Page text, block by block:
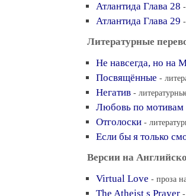
Атлантида Глава 28
Атлантида Глава 29
Литературные
Не навсегда, но на
Посвящённые -
Негатив -
Любовь по мотивам
Отголоски -
Если бы я только
Версии на
Virtual Love - проза
The Atheist s Prayer